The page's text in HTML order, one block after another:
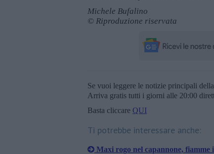
Michele Bufalino
© Riproduzione riservata
Se vuoi leggere le notizie principali
Arriva gratis tutti i giorni alle 20:00
Basta cliccare QUI
Ti potrebbe interessare anche:
Maxi rogo nel capannone, fiamme